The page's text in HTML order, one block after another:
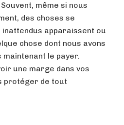
même si nous
des choses se
apparaissent ou
chose dont nous avons
maintenant le payer.
une marge dans vos
protéger de tout